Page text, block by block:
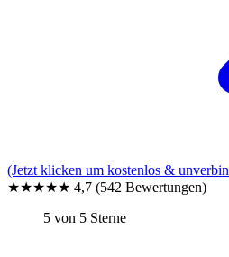
(Jetzt klicken um kostenlos &
★★★★★ 4,7 (542 Bewertungen)
5 von 5 Sterne